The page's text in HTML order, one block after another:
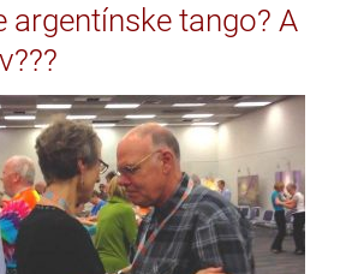
argentínske tango? A